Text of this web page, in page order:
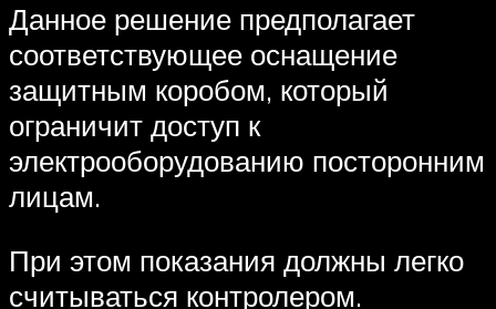
Данное решение предполагает
соответствующее оснащение
защитным коробом, который
ограничит доступ к
электрооборудованию посторонним
лицам.
При этом показания должны легко
считываться контролером.